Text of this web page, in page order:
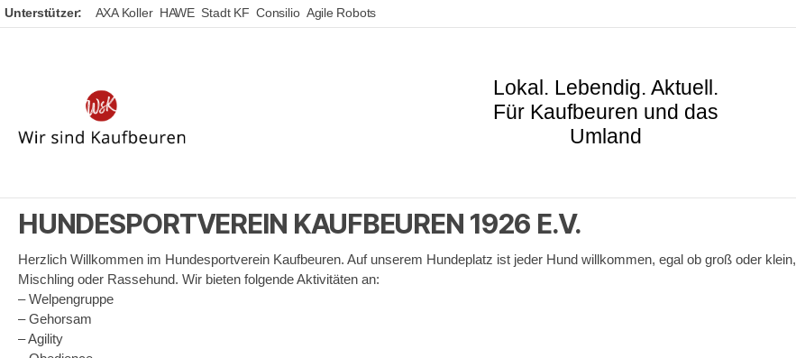
Unterstützer: AXA Koller HAWE Stadt KF Consilio Agile Robots
Kaufbeuren
Lokal. Lebendig. Aktuell.
Für Kaufbeuren und das
Umland
HUNDESPORTVEREIN KAUFBEUREN 1926 E.V.
Herzlich Willkommen im Hundesportverein Kaufbeuren. Auf unserem Hundeplatz ist jeder Hund willkommen, egal ob groß oder klein,
Mischling oder Rassehund. Wir bieten folgende Aktivitäten an:
– Welpengruppe
– Gehorsam
– Agility